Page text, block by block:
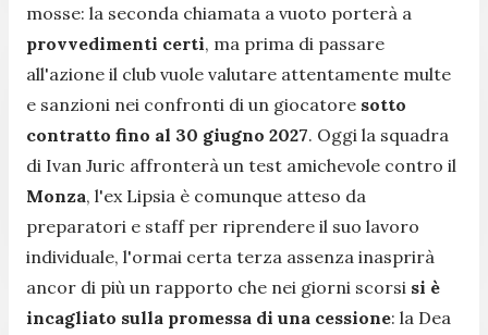
mosse: la seconda chiamata a vuoto porterà a
provvedimenti certi, ma prima di passare
all'azione il club vuole valutare attentamente multe
e sanzioni nei confronti di un giocatore sotto
contratto fino al 30 giugno 2027. Oggi la squadra
di Ivan Juric affronterà un test amichevole contro il
Monza, l'ex Lipsia è comunque atteso da
preparatori e staff per riprendere il suo lavoro
individuale, l'ormai certa terza assenza inasprirà
ancor di più un rapporto che nei giorni scorsi si è
incagliato sulla promessa di una cessione: la Dea